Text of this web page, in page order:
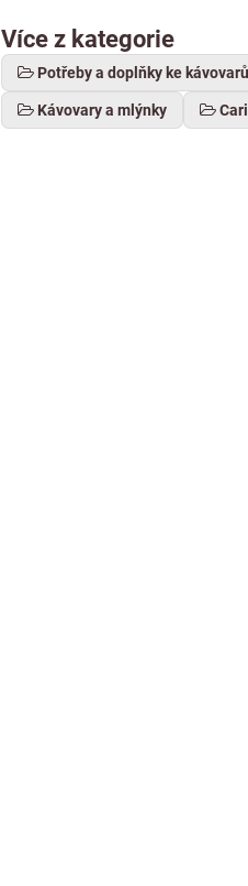
Více z kategorie
Potřeby a doplňky ke
Kávovary a mlýnky